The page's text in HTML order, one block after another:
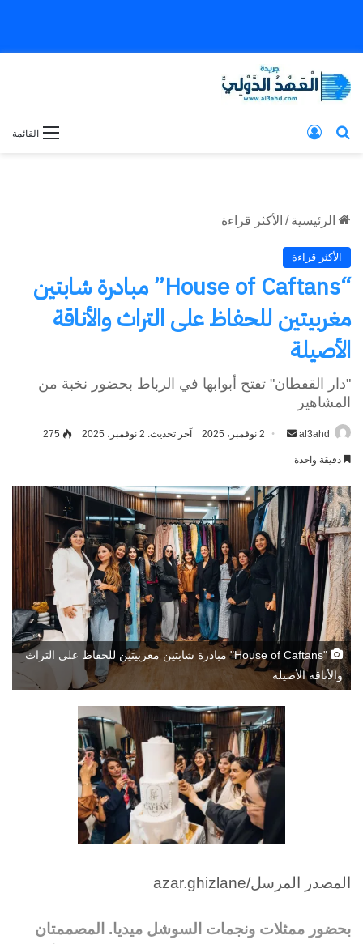
القائمة بحث عن
الرئيسية / الأكثر قراءة
الأكثر قراءة
“House of Caftans” مبادرة شابتين
مغربيتين للحفاظ على التراث والأناقة
الأصيلة
"دار القفطان" تفتح أبوابها في الرباط بحضور نخبة من
المشاهير
al3ahd
أرسل 2 نوفمبر، 2025 آخر تحديث: 2 نوفمبر، 2025 275
دقيقة واحدة
"House of Caftans" مبادرة شابتين مغربيتين للحفاظ على التراث
والأناقة الأصيلة
المصدر المرسل/azar.ghizlane
بحضور ممثلات ونجمات السوشل ميديا. المصممتان